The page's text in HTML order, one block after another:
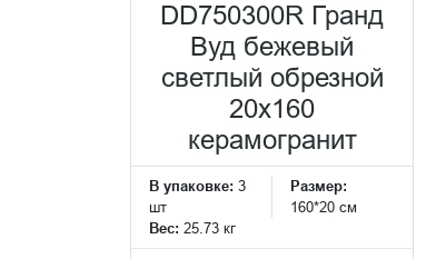
DD750300R Гранд
Вуд бежевый
светлый обрезной
20x160
керамогранит
В упаковке: 3
шт
Размер:
160*20 см
Вес: 25.73 кг